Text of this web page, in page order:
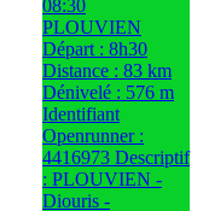
08:30
PLOUVIEN
Départ : 8h30
Distance : 83 km
Dénivelé : 576 m
Identifiant
Openrunner :
4416973 Descriptif
: PLOUVIEN -
Diouris -